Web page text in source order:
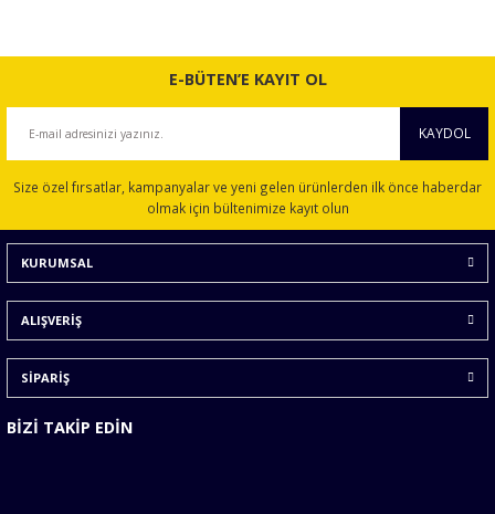
E-BÜTEN’E KAYIT OL
KAYDOL
Size özel fırsatlar, kampanyalar ve yeni gelen ürünlerden ilk önce haberdar
olmak için bültenimize kayıt olun
KURUMSAL
ALIŞVERİŞ
SİPARİŞ
BİZİ TAKİP EDİN